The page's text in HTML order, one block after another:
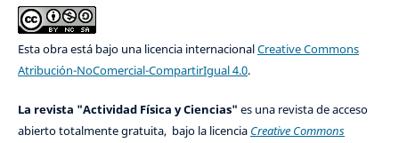
Esta obra está bajo una licencia internacionalCreative Commons
Atribución-NoComercial-CompartirIgual 4.0.
La revista "Actividad Física y Ciencias" es una revista de acceso
abierto totalmente gratuita, bajo la licencia Creative Commons